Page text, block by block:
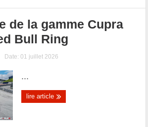
de la gamme Cupra
Bull Ring
Date: 01 juillet 2026
...
lire article